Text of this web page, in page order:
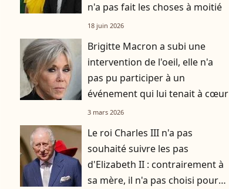
n'a pas fait les choses à moitié
18 juin 2026
Brigitte Macron a subi une
intervention de l'oeil, elle n'a
pas pu participer à un
événement qui lui tenait à cœur
3 mars 2026
Le roi Charles III n'a pas
souhaité suivre les pas
d'Elizabeth II : contrairement à
sa mère, il n'a pas choisi pour